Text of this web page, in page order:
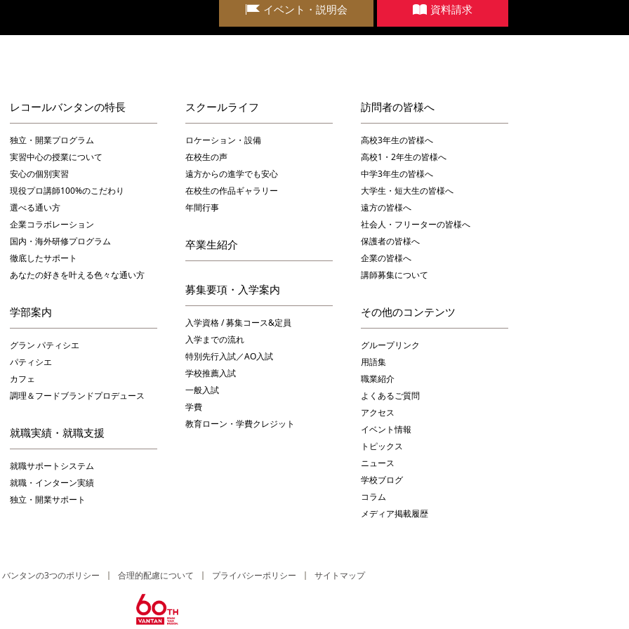
イベント・説明会 資料請求
レコールバンタンの特長
独立・開業プログラム
実習中心の授業について
安心の個別実習
現役プロ講師100%のこだわり
選べる通い方
企業コラボレーション
国内・海外研修プログラム
徹底したサポート
あなたの好きを叶える⾊々な通い⽅
学部案内
グラン パティシエ
パティシエ
カフェ
調理＆フードブランドプロデュース
就職実績・就職支援
就職サポートシステム
就職・インターン実績
独立・開業サポート
スクールライフ
ロケーション・設備
在校生の声
遠方からの進学でも安心
在校生の作品ギャラリー
年間行事
卒業生紹介
募集要項・入学案内
入学資格 / 募集コース&定員
入学までの流れ
特別先行入試／AO入試
学校推薦入試
一般入試
学費
教育ローン・学費クレジット
訪問者の皆様へ
高校3年生の皆様へ
高校1・2年生の皆様へ
中学3年生の皆様へ
大学生・短大生の皆様へ
遠方の皆様へ
社会人・フリーターの皆様へ
保護者の皆様へ
企業の皆様へ
講師募集について
その他のコンテンツ
グループリンク
用語集
職業紹介
よくあるご質問
アクセス
イベント情報
トピックス
ニュース
学校ブログ
コラム
メディア掲載履歴
バンタンの3つのポリシー 合理的配慮について プライバシーポリシー サイトマップ